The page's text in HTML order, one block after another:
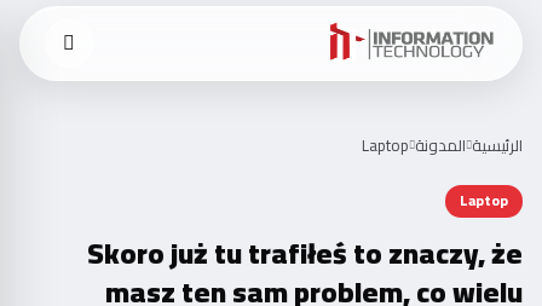
content
الرئيسية المدونة Laptop
Laptop
Skoro już tu trafiłeś to znaczy, że
masz ten sam problem, co wielu